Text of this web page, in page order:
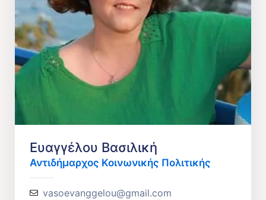
Ευαγγέλου Βασιλική
Αντιδήμαρχος Κοινωνικής Πολιτικής
vasoevanggelou@gmail.com